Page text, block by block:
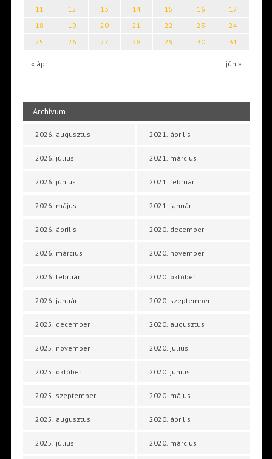
« ápr jún »
11
12 13 14 15 16
17
18
19 20 21 22 23
24
25
26 27 28 29 30 31
Archívum
2026. augusztus
2026. július
2026. június
2026. május
2026. április
2026. március
2026. február
2026. január
2025. december
2025. november
2025. október
2025. szeptember
2025. augusztus
2025. július
2021. április
2021. március
2021. február
2021. január
2020. december
2020. november
2020. október
2020. szeptember
2020. augusztus
2020. július
2020. június
2020. május
2020. április
2020. március